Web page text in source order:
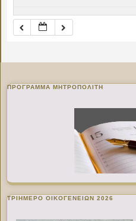
ΠΡΌΓΡΑΜΜΑ ΜΗΤΡΟΠΟΛΊΤΗ
ΤΡΙΗΜΕΡΟ ΟΙΚΟΓΕΝΕΙΩΝ 2026